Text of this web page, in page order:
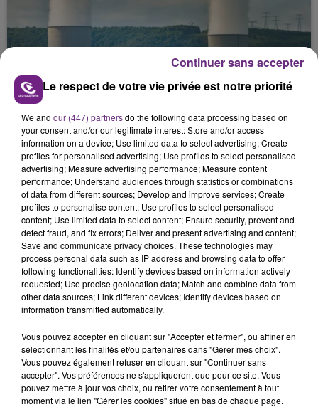
LA CENTRALE NUCLÉAIRE DE CHOOZ
TOUJOURS À L'ARRÊT
Cela fait déjà une semaine que la centrale
nucléaire ardennaise est à l'arrêt. Une situation
justifiée par la sécheresse intense qui est toujours
présente.
LE MAGASIN JOUÉCLUB DE REIMS FERME
SES PORTES
C'était l'une des institutions du centre-ville
fermer ses portes.
TITRES DIFFUSÉS
14h38
14h38 14h34
14h34
Le respect de votre vie privée est notre priorité
We and our (447) partnersdo the following data processing based on
your consent and/or our legitimate interest: Store and/or access
information on a device; Use limited data to select advertising; Create
profiles for personalised advertising; Use profiles to select personalised
advertising; Measure advertising performance; Measure content
performance; Understand audiences through statistics or combinations
of data from different sources; Develop and improve services; Create
profiles to personalise content; Use profiles to select personalised
content; Use limited data to select content; Ensure security, prevent and
detect fraud, and fix errors; Deliver and present advertising and content;
Save and communicate privacy choices. These technologies may
process personal data such as IP address and browsing data to offer
following functionalities: Identify devices based on information actively
requested; Use precise geolocation data; Match and combine data from
other data sources; Link different devices; Identify devices based on
information transmitted automatically.
Vous pouvez accepter en cliquant sur "Accepter et fermer", ou affiner en
sélectionnant les finalités et/ou partenaires dans "Gérer mes choix".
Vous pouvez également refuser en cliquant sur "Continuer sans
accepter". Vos préférences ne s'appliqueront que pour ce site. Vous
pouvez mettre à jour vos choix, ou retirer votre consentement à tout
moment via le lien "Gérer les cookies" situé en bas de chaque page.
Continuer sans accepter